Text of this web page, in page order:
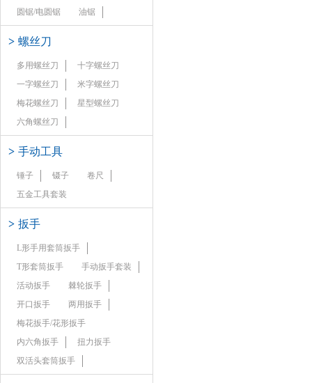
圆锯/电圆锯
油锯
> 螺丝刀
多用螺丝刀
十字螺丝刀
一字螺丝刀
米字螺丝刀
梅花螺丝刀
星型螺丝刀
六角螺丝刀
> 手动工具
锤子 镊子
卷尺
五金工具套装
> 扳手
L形手用套筒扳手
T形套筒扳手
手动扳手套装
活动扳手
棘轮扳手
开口扳手
两用扳手
梅花扳手/花形扳手
内六角扳手
扭力扳手
双活头套筒扳手